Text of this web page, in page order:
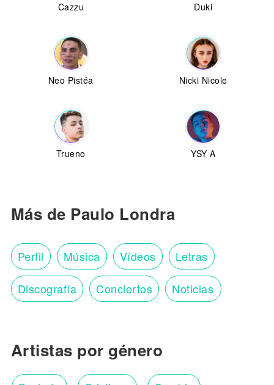
Cazzu Duki
Neo Pistéa Nicki Nicole
Trueno YSY A
Más de Paulo Londra
Perfil Música Vídeos Letras
Discografía Conciertos Noticias
Artistas por género